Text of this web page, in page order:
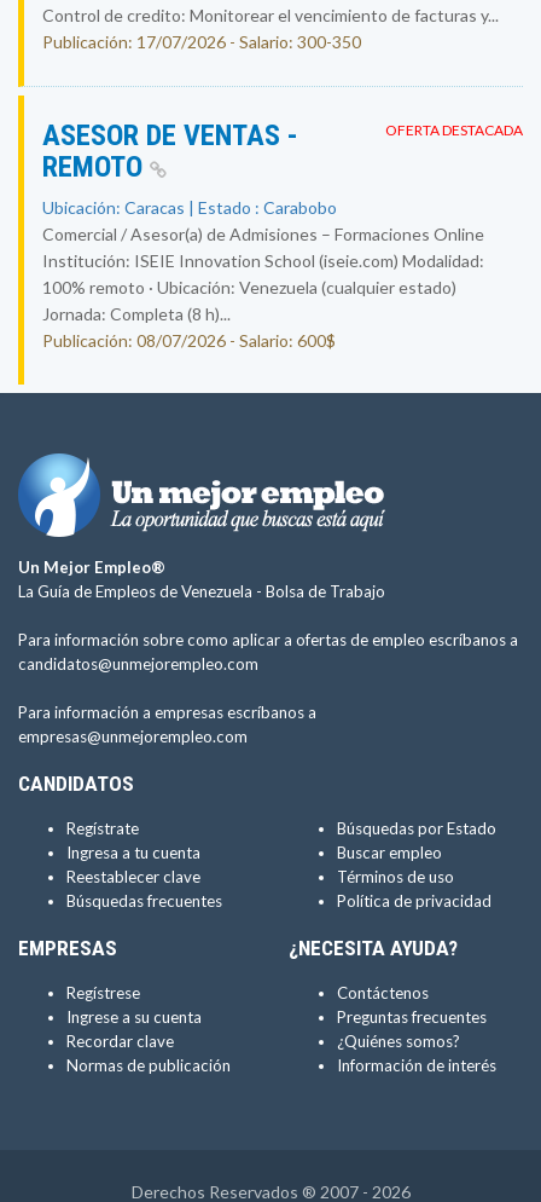
Control de credito: Monitorear el vencimiento de facturas y...
Publicación: 17/07/2026 - Salario: 300-350
OFERTA DESTACADA
ASESOR DE VENTAS -
REMOTO
Ubicación: Caracas | Estado : Carabobo
Comercial / Asesor(a) de Admisiones – Formaciones Online
Institución: ISEIE Innovation School (iseie.com) Modalidad:
100% remoto · Ubicación: Venezuela (cualquier estado)
Jornada: Completa (8 h)...
Publicación: 08/07/2026 - Salario: 600$
Un Mejor Empleo®
La Guía de Empleos de Venezuela - Bolsa de Trabajo
Para información sobre como aplicar a ofertas de empleo escríbanos a
candidatos@unmejorempleo.com
Para información a empresas escríbanos a
empresas@unmejorempleo.com
CANDIDATOS
Regístrate
Ingresa a tu cuenta
Reestablecer clave
Búsquedas frecuentes
Búsquedas por Estado
Buscar empleo
Términos de uso
Política de privacidad
EMPRESAS
Regístrese
Ingrese a su cuenta
Recordar clave
Normas de publicación
¿NECESITA AYUDA?
Contáctenos
Preguntas frecuentes
¿Quiénes somos?
Información de interés
Derechos Reservados ® 2007 - 2026